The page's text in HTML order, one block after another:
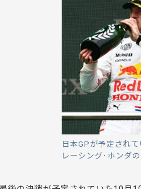
日本GPが予定され
レーシング･ホンダ